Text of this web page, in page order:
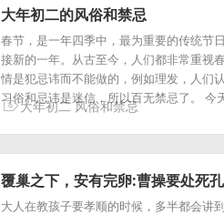
大年初二的风俗和禁忌
春节，是一年四季中，最为重要的传统节
接新的一年。从古至今，人们都非常重视
情是犯忌讳而不能做的，例如理发，人们
习俗和忌讳是迷信，所以百无禁忌了。 今
大年初二 风俗和禁忌
覆巢之下，安有完卵:曹操要处死
大人在教孩子要孝顺的时候，多半都会讲